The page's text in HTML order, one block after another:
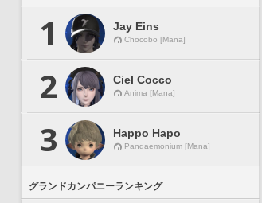
1 Jay Eins
Chocobo [Mana]
2 Ciel Cocco
Anima [Mana]
3 Happo Hapo
Pandaemonium [Mana]
グランドカンパニーランキング